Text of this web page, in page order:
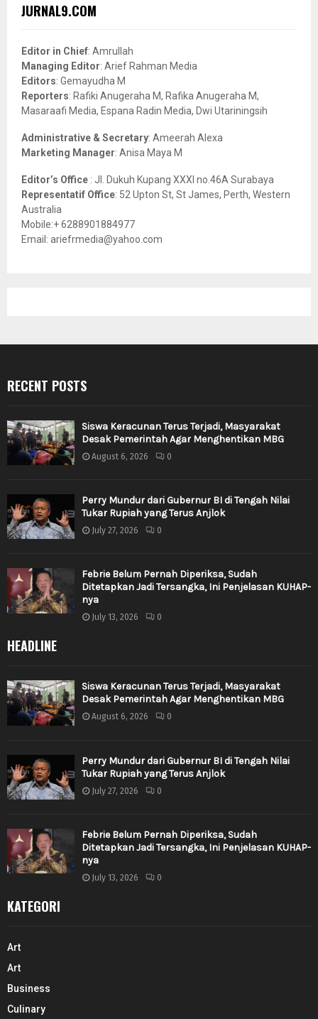
h
o
r
:
JURNAL9.COM
Editor in Chief: Amrullah
Managing Editor: Arief Rahman Media
Editors: Gemayudha M
Reporters: Rafiki Anugeraha M, Rafika Anugeraha M,
Masaraafi Media, Espana Radin Media, Dwi Utariningsih
Administrative & Secretary: Ameerah Alexa
Marketing Manager: Anisa Maya M
Editor’s Office : Jl. Dukuh Kupang XXXI no.46A Surabaya
Representatif Office: 52 Upton St, St James, Perth, Western
Australia
Mobile:+ 6288901884977
Email: ariefrmedia@yahoo.com
RECENT POSTS
Siswa Keracunan Terus Terjadi, Masyarakat
Desak Pemerintah Agar Menghentikan MBG
August 6, 2026 0
Perry Mundur dari Gubernur BI di Tengah Nilai
Tukar Rupiah yang Terus Anjlok
July 27, 2026 0
Febrie Belum Pernah Diperiksa, Sudah
Ditetapkan Jadi Tersangka, Ini Penjelasan KUHAP-
nya
July 13, 2026 0
HEADLINE
Siswa Keracunan Terus Terjadi, Masyarakat
Desak Pemerintah Agar Menghentikan MBG
August 6, 2026 0
Perry Mundur dari Gubernur BI di Tengah Nilai
Tukar Rupiah yang Terus Anjlok
July 27, 2026 0
Febrie Belum Pernah Diperiksa, Sudah
Ditetapkan Jadi Tersangka, Ini Penjelasan KUHAP-
nya
July 13, 2026 0
KATEGORI
Art
Art
Business
Culinary